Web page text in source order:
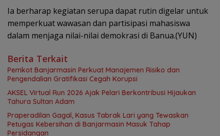
‎Ia berharap kegiatan serupa dapat rutin digelar untuk
memperkuat wawasan dan partisipasi mahasiswa
dalam menjaga nilai-nilai demokrasi di Banua.(YUN)
Berita Terkait
Pemkot Banjarmasin Perkuat Manajemen Risiko dan
Pengendalian Gratifikasi Cegah Korupsi
AKSEL Virtual Run 2026 Ajak Pelari Berkontribusi Hijaukan
Tahura Sultan Adam
Praperadilan Gagal, Kasus Tabrak Lari yang Tewaskan
Petugas Kebersihan di Banjarmasin Masuk Tahap
Persidangan